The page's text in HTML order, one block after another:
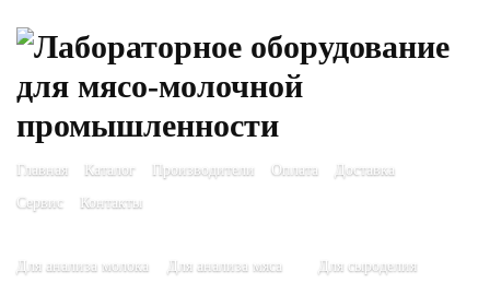
Главная Каталог Производители Оплата
Доставка
Сервис
Контакты
Для анализа молока Для анализа мяса Для сыроделия